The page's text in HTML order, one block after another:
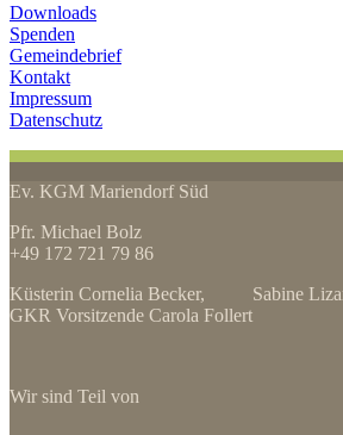
Downloads
Spenden
Gemeindebrief
Kontakt
Impressum
Datenschutz
Ev. KGM Mariendorf Süd
Pfr. Michael Bolz
+49 172 721 79 86
Küsterin Cornelia Becker, Sabine
GKR Vorsitzende Carola Follert
Wir sind Teil von